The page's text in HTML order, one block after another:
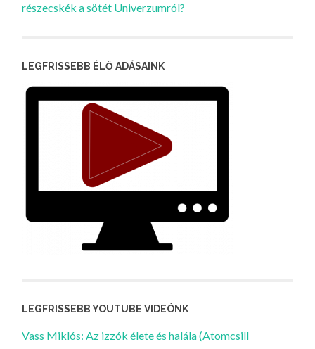
részecskék a sötét Univerzumról?
LEGFRISSEBB ÉLŐ ADÁSAINK
LEGFRISSEBB YOUTUBE VIDEÓNK
Vass Miklós: Az izzók élete és halála (Atomcsill